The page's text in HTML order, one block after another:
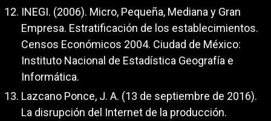
INEGI. (2006). Micro, Pequeña, Mediana y Gran
Empresa. Estratificación de los establecimientos.
Censos Económicos 2004. Ciudad de México:
Instituto Nacional de Estadística Geografía e
Informática.
Lazcano Ponce, J. A. (13 de septiembre de 2016).
La disrupción del Internet de la producción.